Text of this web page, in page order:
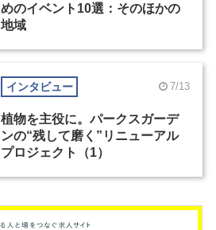
めのイベント10選：そのほかの
地域
インタビュー 7/13
植物を主役に。パークスガーデ
ンの“残して磨く”リニューアル
プロジェクト（1）